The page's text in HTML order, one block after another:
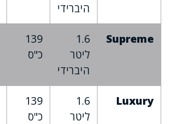
היברידי
Supreme
1.6
ליטר
היברידי
139
כ"ס
Luxury
1.6
ליטר
139
כ"ס